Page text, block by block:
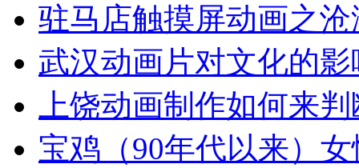
驻马店触摸屏动画之
武汉动画片对文化的影
上饶动画制作如何来
宝鸡（90年代以来）